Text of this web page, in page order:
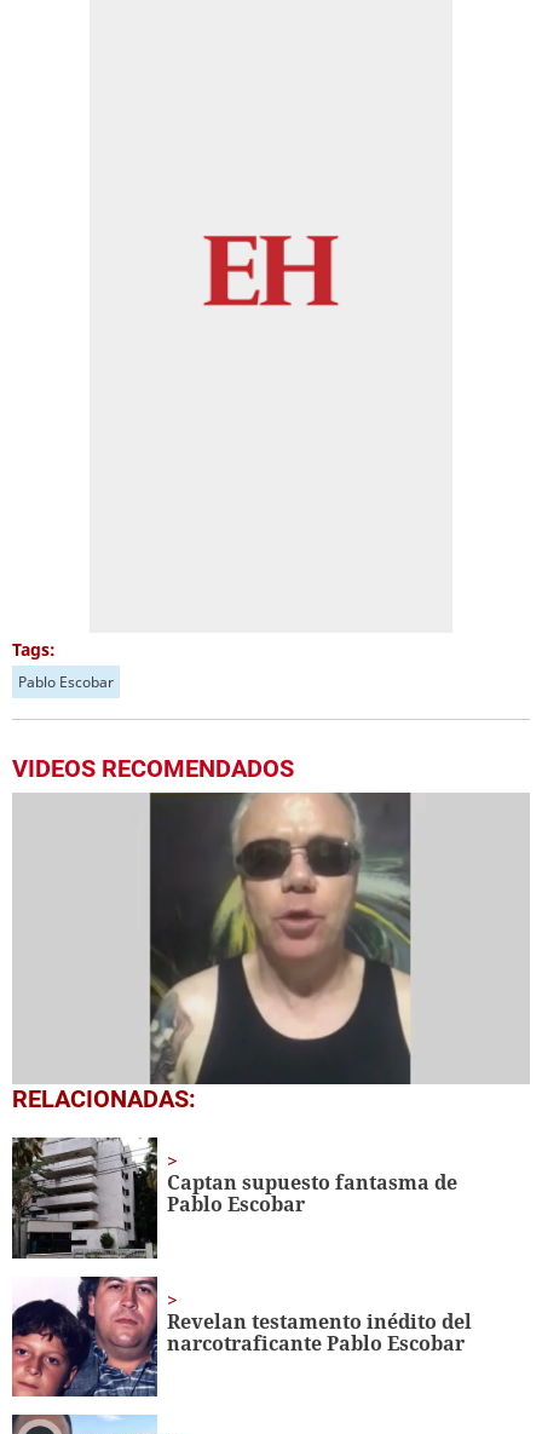
Tags:
Pablo Escobar
VIDEOS RECOMENDADOS
0
seconds
1
minute,
29
seconds
RELACIONADAS:
Captan supuesto fantasma de
Pablo Escobar
Revelan testamento inédito del
narcotraficante Pablo Escobar